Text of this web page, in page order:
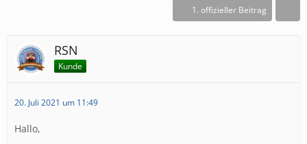
1. offizieller Beitrag
RSN
Kunde
20. Juli 2021 um 11:49
Hallo,